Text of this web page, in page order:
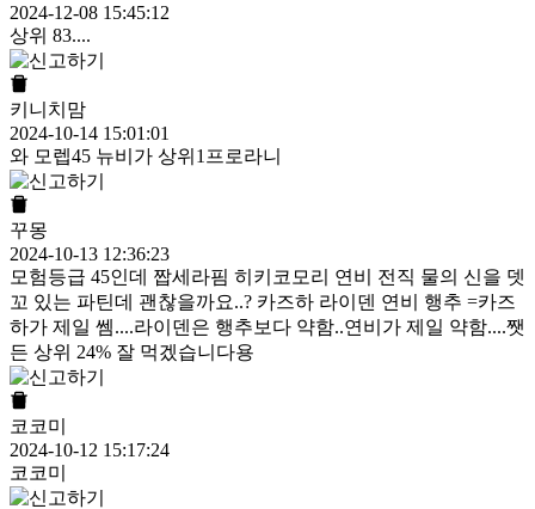
2024-12-08 15:45:12
상위 83....
키니치맘
2024-10-14 15:01:01
와 모렙45 뉴비가 상위1프로라니
꾸몽
2024-10-13 12:36:23
모험등급 45인데 짭세라핌 히키코모리 연비 전직 물의 신을 뎃
꼬 있는 파틴데 괜찮을까요..? 카즈하 라이덴 연비 행추 =카즈
하가 제일 쎔....라이덴은 행추보다 약함..연비가 제일 약함....쨋
든 상위 24% 잘 먹겠습니다용
코코미
2024-10-12 15:17:24
코코미